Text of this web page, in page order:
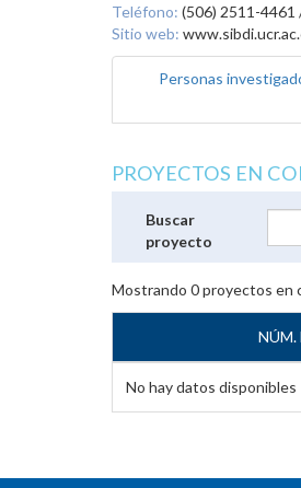
Teléfono: (506) 2511-4461
Sitio web:
Personas
PROYECTOS EN
Buscar
proyecto
Mostrando 0proyectos en
NÚM.
No hay datos disponibles